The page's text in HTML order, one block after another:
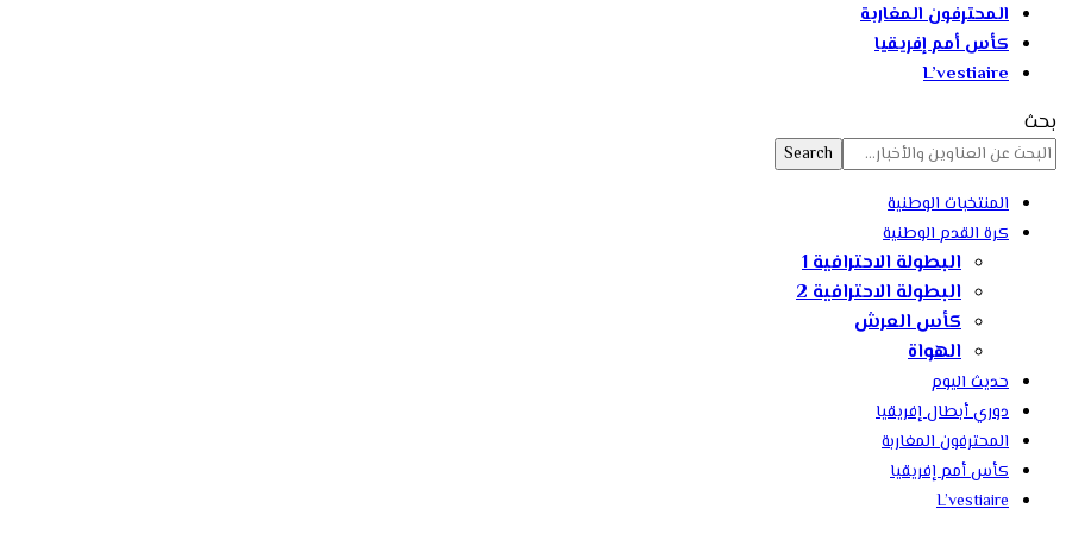
المحترفون المغاربة
كأس أمم إفريقيا
L’vestiaire
بحث
المنتخبات الوطنية
كرة القدم الوطنية
البطولة الاحترافية 1
البطولة الاحترافية 2
كأس العرش
الهواة
حديث اليوم
دوري أبطال إفريقيا
المحترفون المغاربة
كأس أمم إفريقيا
L’vestiaire